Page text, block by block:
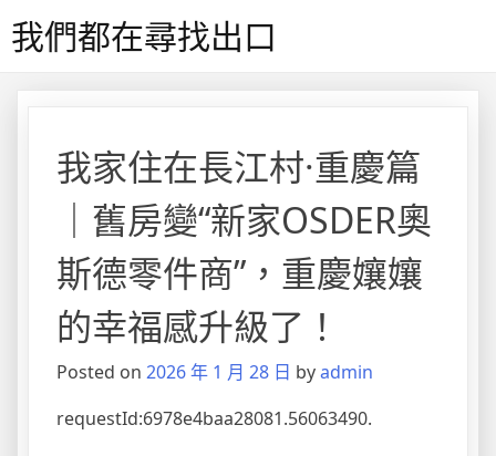
to我們都在尋找出口
我家住在長江村·重慶篇
｜舊房變“新家OSDER奧
斯德零件商”，重慶孃孃
的幸福感升級了！
Posted on 2026 年 1 月 28 日 byadmin
requestId:6978e4baa28081.56063490.